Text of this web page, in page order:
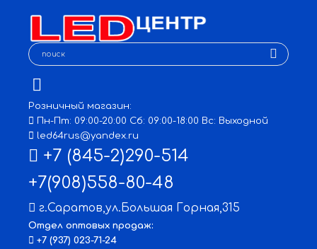
Розничный магазин:
Пн-Пт: 09:00-20:00 Сб: 09:00-18:00 Вс: Выходной
led64rus@yandex.ru
+7 (845-2)290-514
+7(908)558-80-48
г.Саратов,ул.Большая Горная,315
Отдел оптовых продаж:
+7 (937) 023-71-24